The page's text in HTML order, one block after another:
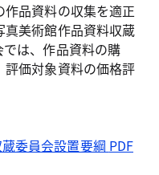
品資料の収集を適正
美術館作品資料収蔵
は、作品資料の購
評価対象資料の価格評
委員会設置要綱 PDF